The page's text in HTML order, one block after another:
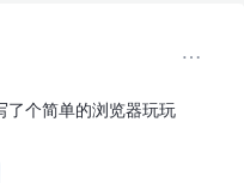
个简单的浏览器玩玩